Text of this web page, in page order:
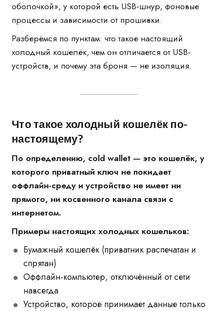
оболочкой», у которой есть USB-шнур, фоновые
процессы и зависимости от прошивки.
Разберёмся по пунктам: что такое настоящий
холодный кошелёк, чем он отличается от USB-
устройств, и почему эта броня — не изоляция.
Что такое холодный кошелёк по-
настоящему?
По определению, cold wallet — это кошелёк, у
которого приватный ключ не покидает
оффлайн-среду и устройство не имеет ни
прямого, ни косвенного канала связи с
интернетом.
Примеры настоящих холодных кошельков:
Бумажный кошелёк (приватник распечатан и
спрятан)
Оффлайн-компьютер, отключённый от сети
навсегда
Устройство, которое принимает данные только